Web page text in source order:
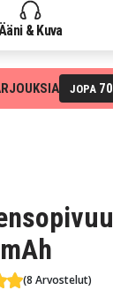
& Kuva
JOPA
(8 Arvostelut)